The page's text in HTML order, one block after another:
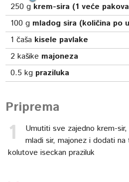
250 g krem-sira (1 veće
100 g mladog sira (količina po
1 čaša kisele pavlake
2 kašike majoneza
0.5 kg praziluka
Priprema
Umutiti sve zajedno krem-sir,
mladi sir, majonez i dodati na
kolutove iseckan praziluk